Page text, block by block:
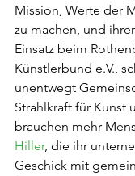
Mission, Werte der
zu machen, und
Einsatz beim
Künstlerbund e.V.,
unentwegt
Strahlkraft für Kunst
brauchen mehr
Hiller, die ihr
Geschick mit